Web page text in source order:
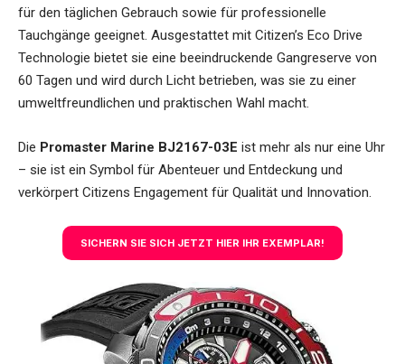
für den täglichen Gebrauch sowie für professionelle
Tauchgänge geeignet. Ausgestattet mit Citizen’s Eco Drive
Technologie bietet sie eine beeindruckende Gangreserve von
60 Tagen und wird durch Licht betrieben, was sie zu einer
umweltfreundlichen und praktischen Wahl macht.
Die Promaster Marine BJ2167-03E ist mehr als nur eine Uhr
– sie ist ein Symbol für Abenteuer und Entdeckung und
verkörpert Citizens Engagement für Qualität und Innovation.
SICHERN SIE SICH JETZT HIER IHR EXEMPLAR!